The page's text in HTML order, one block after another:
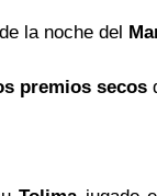
de la noche del
premios secos